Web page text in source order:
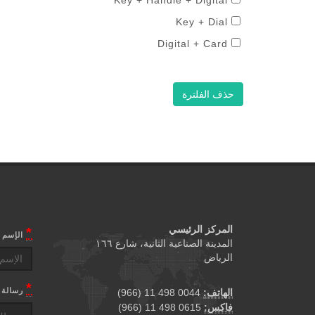
حذف الفلترة
المركز الرئيسي
المدينة الصناعية الثانية، شارع ١٦٦
الرياض
الهاتف:
فاكس:
* الإسم
* رسالة